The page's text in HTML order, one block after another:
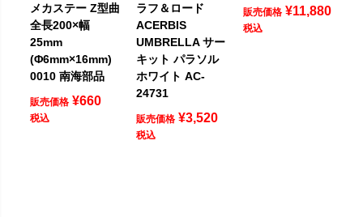
メカステー Z型曲
全長200×幅
25mm
(Φ6mm×16mm)
0010 南海部品
販売価格 ¥660
税込
ラフ＆ロード
ACERBIS
UMBRELLA サー
キット パラソル
ホワイト AC-
24731
販売価格 ¥3,520
税込
販売価格 ¥11,880
税込